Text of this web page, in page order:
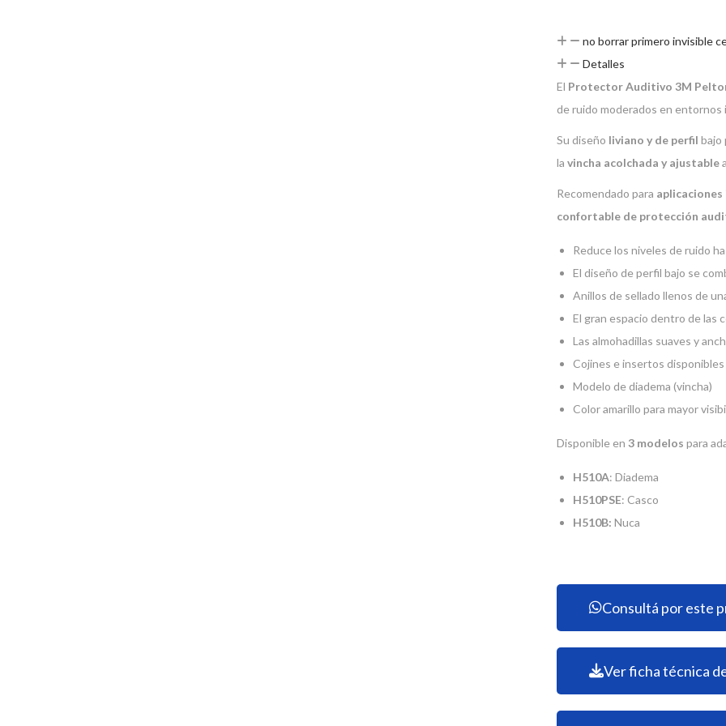
no borrar primero invisible
Detalles
El Protector Auditivo 3M
de ruido moderados en entornos
Su diseño liviano y de perfil bajo
la vincha acolchada y ajustable
Recomendado para
confortable de protección
Reduce los niveles de ruido
El diseño de perfil bajo se
Anillos de sellado llenos de
El gran espacio dentro de las
Las almohadillas suaves y
Cojines e insertos
Modelo de diadema (vincha)
Color amarillo para mayor
Disponible en 3 modelos para
H510A: Diadema
H510PSE: Casco
H510B: Nuca
Consultá por este
Ver ficha técnica